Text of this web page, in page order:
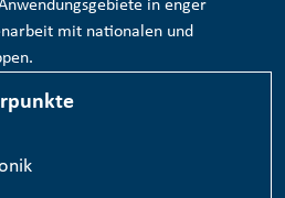
in enger
mit nationalen und